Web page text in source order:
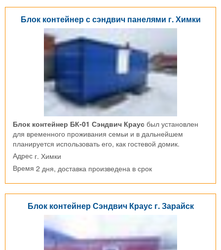
Блок контейнер с сэндвич панелями г. Химки
Блок контейнер БК-01 Сэндвич Краус был установлен
для временного проживания семьи и в дальнейшем
планируется использовать его, как гостевой домик.
Адрес г. Химки
Время 2 дня, доставка произведена в срок
Блок контейнер Сэндвич Краус г. Зарайск